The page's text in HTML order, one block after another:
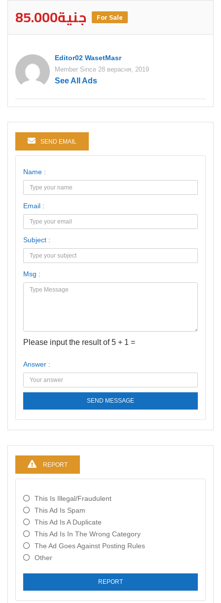
85.000جنية For Sale
Editor02 WasetMasr
Member Since 28 верасня, 2019
See All Ads
SEND EMAIL
Name :
Email :
Subject :
Msg :
Please input the result of 5 + 1 =
Answer :
SEND MESSAGE
REPORT
This Is Illegal/fraudulent
This Ad Is Spam
This Ad Is A Duplicate
This Ad Is In The Wrong Category
The Ad Goes Against Posting Rules
Other
REPORT